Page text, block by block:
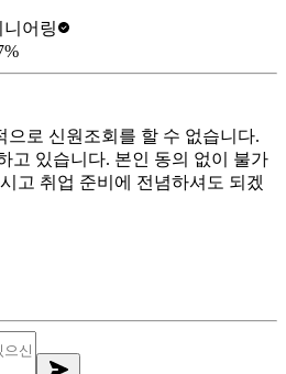
어링
%
으로 신원조회를 할 수 없습니다.
고 있습니다. 본인 동의 없이 불가
고 취업 준비에 전념하셔도 되겠